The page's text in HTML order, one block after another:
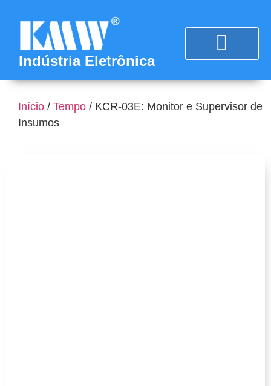
Indústria Eletrônica
Início / Tempo / KCR-03E: Monitor e Supervisor de
Insumos